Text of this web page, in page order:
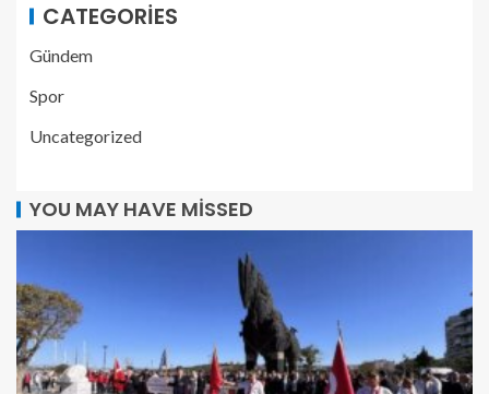
CATEGORIES
Gündem
Spor
Uncategorized
YOU MAY HAVE MISSED